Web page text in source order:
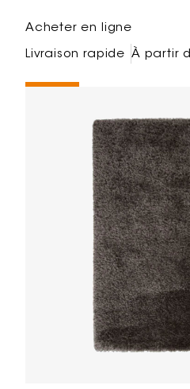
Acheter en ligne
Livraison rapide À partir